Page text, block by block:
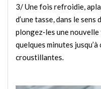
3/ Une fois refroidie,
d’une tasse, dans le
plongez-les une nouvelle
quelques minutes
croustillantes.